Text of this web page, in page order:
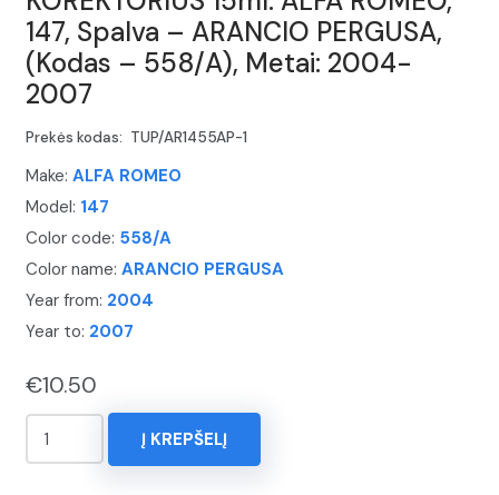
147, Spalva – ARANCIO PERGUSA,
(Kodas – 558/A), Metai: 2004-
2007
Prekės kodas: TUP/AR1455AP-1
Make: ALFA ROMEO
Model: 147
Color code: 558/A
Color name: ARANCIO PERGUSA
Year from: 2004
Year to: 2007
€10.50
produkto
kiekis:
Į KREPŠELĮ